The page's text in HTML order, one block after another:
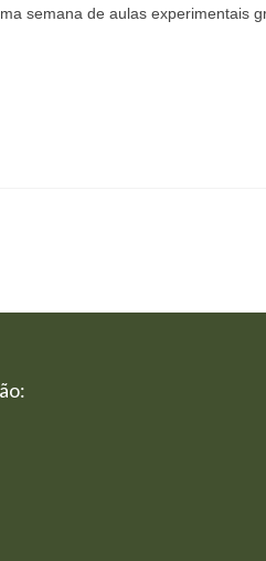
semana de aulas experimentais